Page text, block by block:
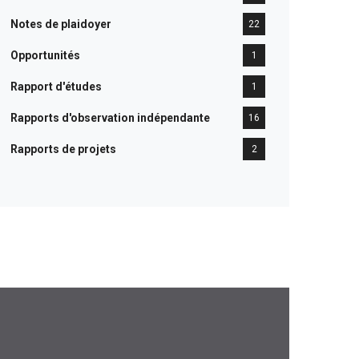
Notes de plaidoyer 22
Opportunités 1
Rapport d'études 1
Rapports d'observation indépendante 16
Rapports de projets 2